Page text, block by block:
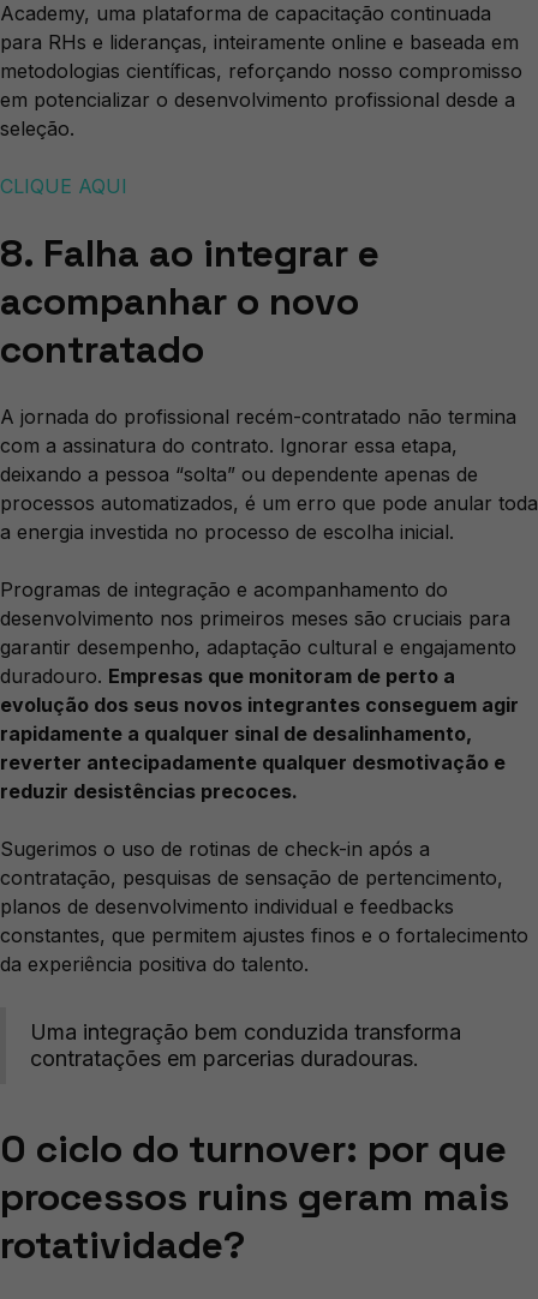
Academy, uma plataforma de capacitação continuada
para RHs e lideranças, inteiramente online e baseada em
metodologias científicas, reforçando nosso compromisso
em potencializar o desenvolvimento profissional desde a
seleção.
CLIQUE AQUI
8. Falha ao integrar e
acompanhar o novo
contratado
A jornada do profissional recém-contratado não termina
com a assinatura do contrato. Ignorar essa etapa,
deixando a pessoa “solta” ou dependente apenas de
processos automatizados, é um erro que pode anular toda
a energia investida no processo de escolha inicial.
Programas de integração e acompanhamento do
desenvolvimento nos primeiros meses são cruciais para
garantir desempenho, adaptação cultural e engajamento
duradouro. Empresas que monitoram de perto a
evolução dos seus novos integrantes conseguem agir
rapidamente a qualquer sinal de desalinhamento,
reverter antecipadamente qualquer desmotivação e
reduzir desistências precoces.
Sugerimos o uso de rotinas de check-in após a
contratação, pesquisas de sensação de pertencimento,
planos de desenvolvimento individual e feedbacks
constantes, que permitem ajustes finos e o fortalecimento
da experiência positiva do talento.
Uma integração bem conduzida transforma
contratações em parcerias duradouras.
O ciclo do turnover: por que
processos ruins geram mais
rotatividade?